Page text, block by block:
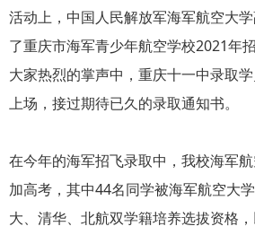
活动上，中国人民解放军海军航空大
了重庆市海军青少年航空学校2021年
大家热烈的掌声中，重庆十一中录取
上场，接过期待已久的录取通知书。
在今年的海军招飞录取中，我校海军
加高考，其中44名同学被海军航空大
大、清华、北航双学籍培养选拔资格